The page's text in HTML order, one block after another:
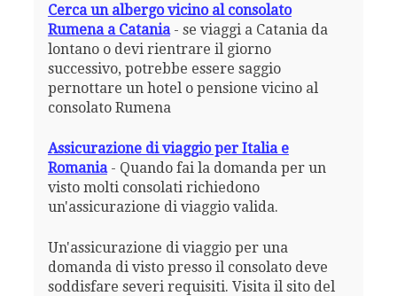
Cerca un albergo vicino al consolato
Rumena a Catania- se viaggi a Catania da
lontano o devi rientrare il giorno
successivo, potrebbe essere saggio
pernottare un hotel o pensione vicino al
consolato Rumena
Assicurazione di viaggio per Italia e
Romania- Quando fai la domanda per un
visto molti consolati richiedono
un'assicurazione di viaggio valida.
Un'assicurazione di viaggio per una
domanda di visto presso il consolato deve
soddisfare severi requisiti. Visita il sito del